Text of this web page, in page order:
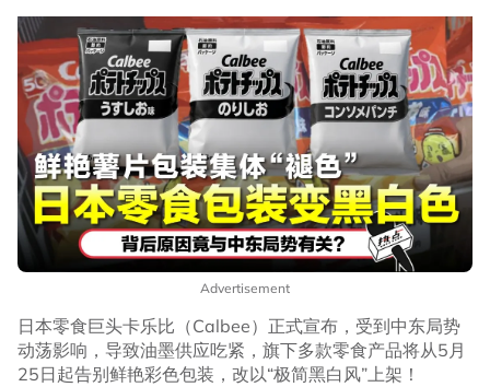
Advertisement
日本零食巨头卡乐比（Calbee）正式宣布，受到中东局势
动荡影响，导致油墨供应吃紧，旗下多款零食产品将从5月
25日起告别鲜艳彩色包装，改以“极简黑白风”上架！